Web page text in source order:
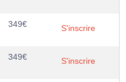
349€ S'inscrire
349€ S'inscrire